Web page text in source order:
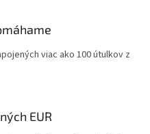
viac ako 100 útulkov z
EUR